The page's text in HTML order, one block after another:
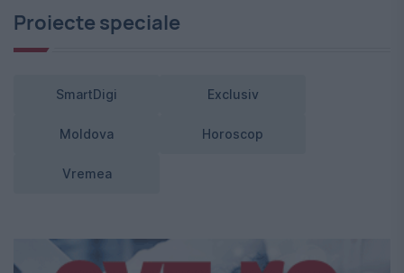
Proiecte speciale
SmartDigi Exclusiv
Moldova Horoscop
Vremea